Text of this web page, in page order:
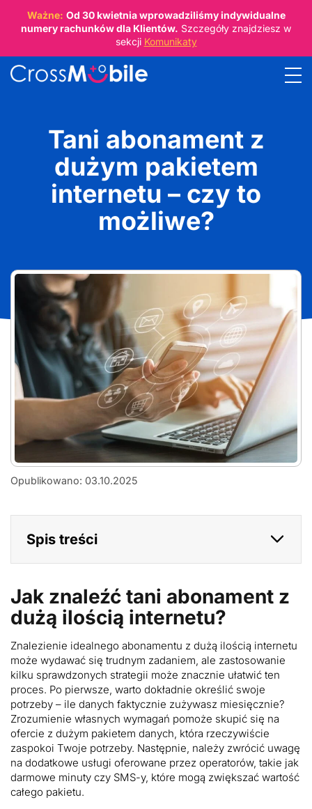
Ważne: Od 30 kwietniawprowadziliśmy indywidualne
numery rachunków dla Klientów. Szczegóły znajdziesz w
sekcji Komunikaty
Tani abonament z
dużym pakietem
internetu – czy to
możliwe?
abonament-
internetu-
to-
Opublikowano: 03.10.2025
Spis treści
Jak znaleźć tani abonament z
dużą ilością internetu?
Znalezienie idealnego abonamentu z dużą ilością internetu
może wydawać się trudnym zadaniem, ale zastosowanie
kilku sprawdzonych strategii może znacznie ułatwić ten
proces. Po pierwsze, warto dokładnie określić swoje
potrzeby – ile danych faktycznie zużywasz miesięcznie?
Zrozumienie własnych wymagań pomoże skupić się na
ofercie z dużym pakietem danych, która rzeczywiście
zaspokoi Twoje potrzeby. Następnie, należy zwrócić uwagę
na dodatkowe usługi oferowane przez operatorów, takie jak
darmowe minuty czy SMS-y, które mogą zwiększać wartość
całego pakietu.